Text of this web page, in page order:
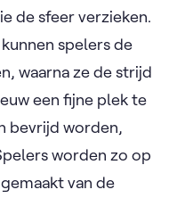
de sfeer verzieken.
spelers de
waarna ze de strijd
een fijne plek te
bevrijd worden,
worden zo op
van de